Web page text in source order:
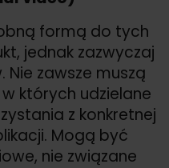
formą do tych
jednak zazwyczaj
Nie zawsze muszą
których udzielane
z konkretnej
Mogą być
nie związane